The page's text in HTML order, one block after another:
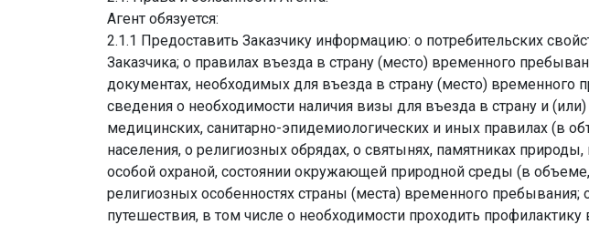
Агент обязуется:
2.1.1 Предоставить Заказчику информацию: о потребительских
Заказчика; о правилах въезда в страну (место) временного
документах, необходимых для въезда в страну (место)
сведения о необходимости наличия визы для въезда в страну и
медицинских, санитарно-эпидемиологических и иных правилах (в
населения, о религиозных обрядах, о святынях, памятниках
особой охраной, состоянии окружающей природной среды (в
религиозных особенностях страны (места) временного
путешествия, в том числе о необходимости проходить